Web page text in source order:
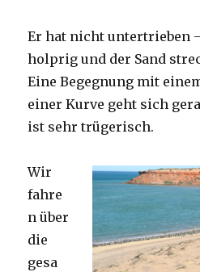
Er hat nicht untertrieben
holprig und der Sand
Eine Begegnung mit
einer Kurve geht sich
ist sehr trügerisch.
Wir
fahre
n über
die
gesa